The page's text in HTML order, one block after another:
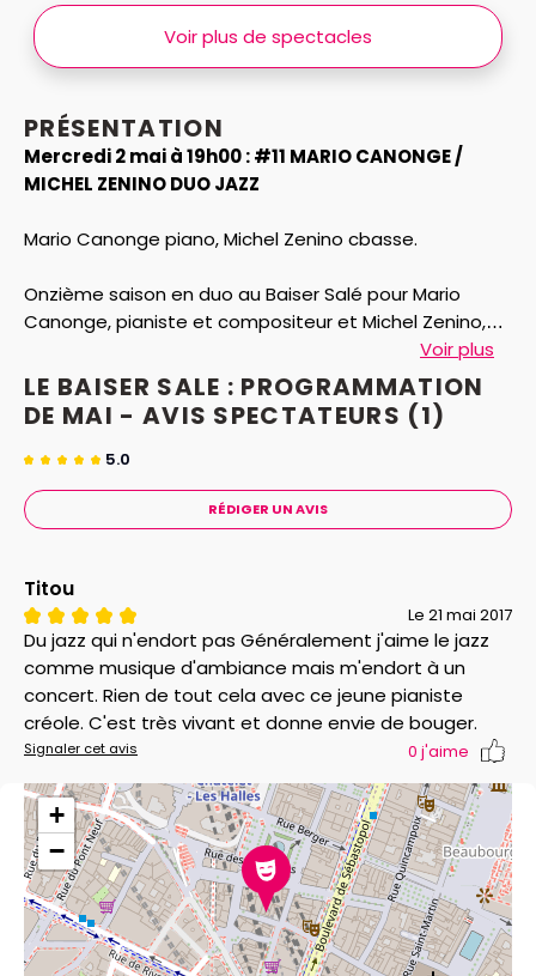
PRÉSENTATION
Mercredi 2 mai à 19h00 : #11 MARIO CANONGE /
MICHEL ZENINO DUO JAZZ
Mario Canonge piano, Michel Zenino cbasse.
Onzième saison en duo au Baiser Salé pour Mario
Canonge, pianiste et compositeur et Michel Zenino,
contrebasse L'exercice est rare. Donner l'occasion à
des musiciens de jouer, rejouer, approfondir, en
présence d'un public qui revient. L'exercice demande
une vraie concentration. Il ne permet aucune faiblesse
sur les harmonies, sinon le discours s'épuise de lui-
même. Rendez-vous hebdomadaire avec deux
incontournables de la rue des Lombards mais aussi de
************************************
Mercredi 2 Mai à 21h30 : #JAZZDEDEMAIN RENAN
RICHARD PRESENTE ORNICAR
Côme Huveline batterie/effets, Joachim Machado
guitare/effets, Renan Richard sax baryton/effets.
S’affranchir des étiquettes, des esthétiques,
échanger les rôles, oublier le rapport complexe entre
écriture et improvisation, mélanger l'acoustique des
instruments à l'électrique des effets, et se laisser
porter avant tout par la nécessité de créer un son de
groupe à trois. Le résultat est une musique narrative,
énergique et contrastée qui s’ancre résolument dans
Voir plus
Voir plus de spectacles
LE BAISER SALE : PROGRAMMATION
DE MAI - AVIS SPECTATEURS (1)
5.0
RÉDIGER UN AVIS
Titou
Le 21 mai 2017
Du jazz qui n'endort pas Généralement j'aime le jazz
comme musique d'ambiance mais m'endort à un
concert. Rien de tout cela avec ce jeune pianiste
créole. C'est très vivant et donne envie de bouger.
Signaler cet avis 0 j'aime
+
−